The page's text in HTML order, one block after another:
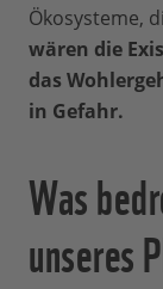
Ökosysteme,
wären die
das
in Gefahr.
Was
unseres